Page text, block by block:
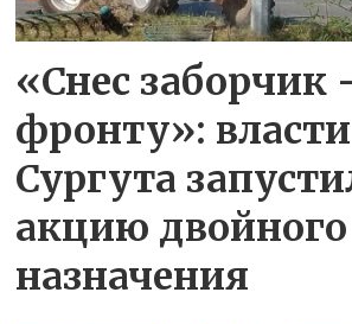
«Снес
фронту»: власти
Сургута
акцию двойного
назначения